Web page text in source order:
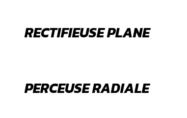
RECTIFIEUSE PLANE
PERCEUSE RADIALE